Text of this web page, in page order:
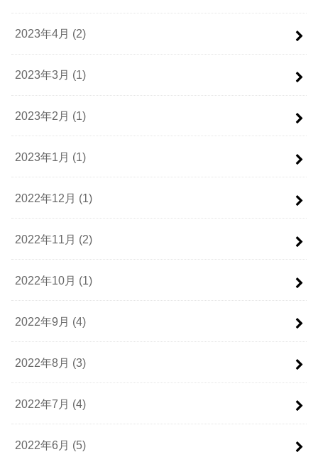
2023年4月 (2)
2023年3月 (1)
2023年2月 (1)
2023年1月 (1)
2022年12月 (1)
2022年11月 (2)
2022年10月 (1)
2022年9月 (4)
2022年8月 (3)
2022年7月 (4)
2022年6月 (5)